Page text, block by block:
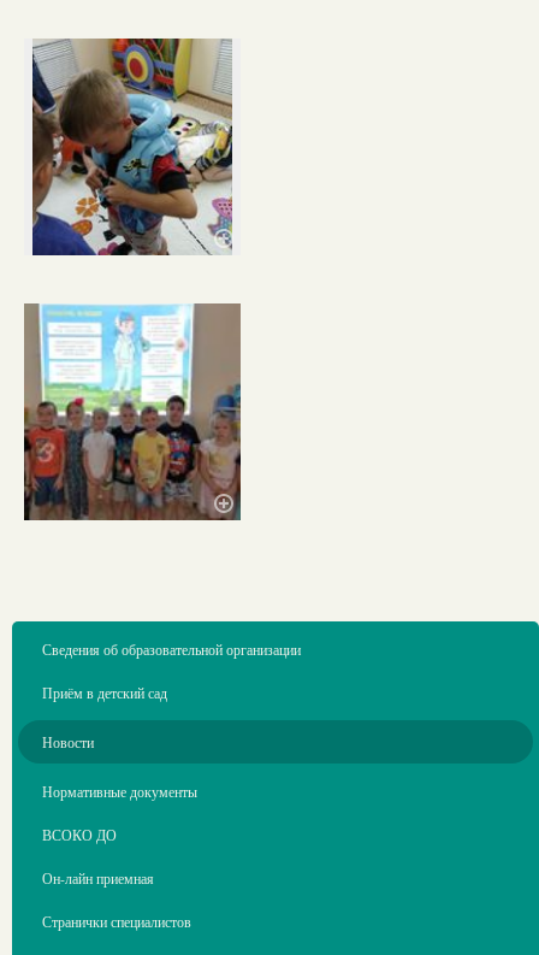
Сведения об образовательной организации
Приём в детский сад
Новости
Нормативные документы
ВСОКО ДО
Он-лайн приемная
Странички специалистов